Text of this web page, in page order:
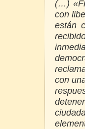
(…)
con
están
con